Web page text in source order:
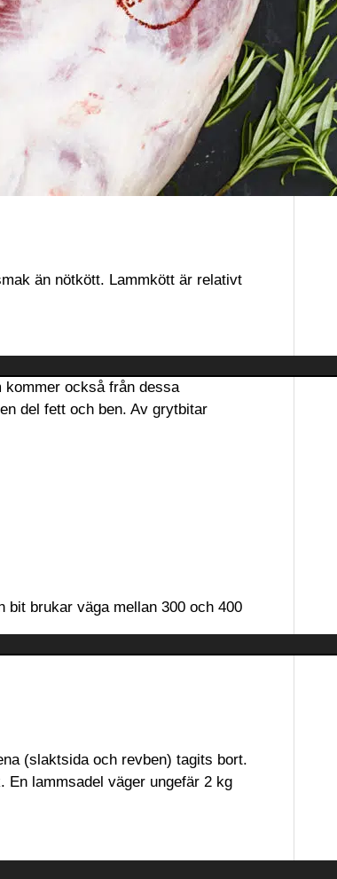
än nötkött. Lammkött är relativt
kommer också från dessa
del fett och ben. Av grytbitar
bit brukar väga mellan 300 och 400
(slaktsida och revben) tagits bort.
lammsadel väger ungefär 2 kg